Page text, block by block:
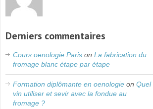
Derniers commentaires
Cours oenologie Paris onLa fabrication du
fromage blanc étape par étape
Formation diplômante en oenologie onQuel
vin utiliser et sevir avec la fondue au
fromage ?